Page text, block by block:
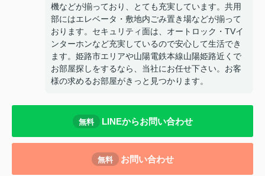
機などが揃っており、とても充実しています。共用
部にはエレベータ・敷地内ごみ置き場などが揃って
おります。セキュリティ面は、オートロック・TVイ
ンターホンなど充実しているので安心して生活でき
ます。姫路市エリアや山陽電鉄本線山陽姫路近くで
お部屋探しをするなら、当社にお任せ下さい。お客
様の求めるお部屋がきっと見つかります。
無料 LINEからお問い合わせ
無料 お問い合わせ